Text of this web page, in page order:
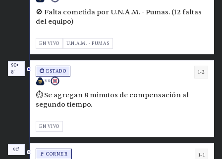
🚫 Falta cometida por U.N.A.M. - Pumas. (12 faltas
del equipo)
EN VIVO U.N.A.M. - PUMAS
90+
8'
⏱️ ESTADO
VS
1-2
⏱️ Se agregan 8 minutos de compensación al
segundo tiempo.
EN VIVO
90'
🚩 CORNER 1-1